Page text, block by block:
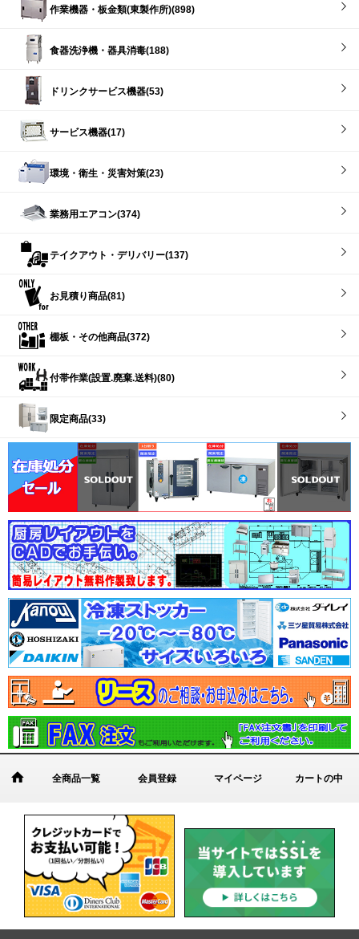
作業機器・板金類(東製作所)(898)
食器洗浄機・器具消毒(188)
ドリンクサービス機器(53)
サービス機器(17)
環境・衛生・災害対策(23)
業務用エアコン(374)
テイクアウト・デリバリー(137)
お見積り商品(81)
棚板・その他商品(372)
付帯作業(設置.廃棄.送料)(80)
限定商品(33)
全商品一覧 会員登録 マイページ カートの中